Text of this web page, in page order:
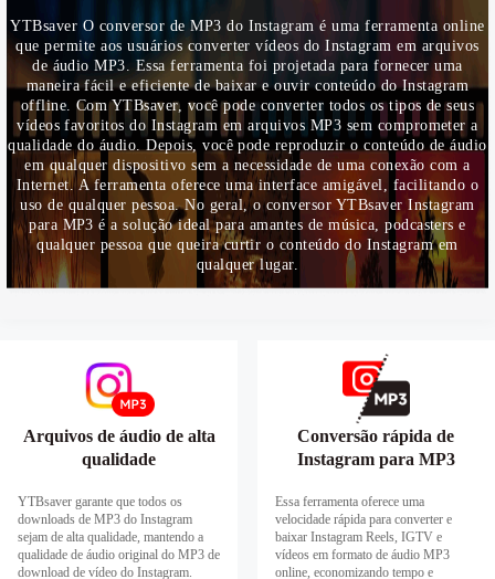
YTBsaver O conversor de MP3 do Instagram é uma ferramenta online
que permite aos usuários converter vídeos do Instagram em arquivos
de áudio MP3. Essa ferramenta foi projetada para fornecer uma
maneira fácil e eficiente de baixar e ouvir conteúdo do Instagram
offline. Com YTBsaver, você pode converter todos os tipos de seus
vídeos favoritos do Instagram em arquivos MP3 sem comprometer a
qualidade do áudio. Depois, você pode reproduzir o conteúdo de áudio
em qualquer dispositivo sem a necessidade de uma conexão com a
Internet. A ferramenta oferece uma interface amigável, facilitando o
uso de qualquer pessoa. No geral, o conversor YTBsaver Instagram
para MP3 é a solução ideal para amantes de música, podcasters e
qualquer pessoa que queira curtir o conteúdo do Instagram em
qualquer lugar.
Arquivos de áudio de alta
qualidade
YTBsaver garante que todos os
downloads de MP3 do Instagram
sejam de alta qualidade, mantendo a
qualidade de áudio original do MP3 de
download de vídeo do Instagram.
Conversão rápida de
Instagram para MP3
Essa ferramenta oferece uma
velocidade rápida para converter e
baixar Instagram Reels, IGTV e
vídeos em formato de áudio MP3
online, economizando tempo e